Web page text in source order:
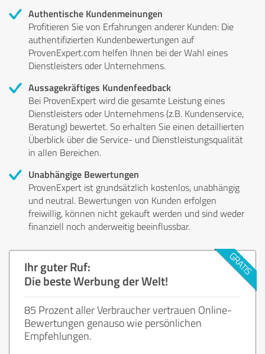
Authentische Kundenmeinungen
Profitieren Sie von Erfahrungen anderer Kunden: Die
authentifizierten Kundenbewertungen auf
ProvenExpert.com helfen Ihnen bei der Wahl eines
Dienstleisters oder Unternehmens.
Aussagekräftiges Kundenfeedback
Bei ProvenExpert wird die gesamte Leistung eines
Dienstleisters oder Unternehmens (z.B. Kundenservice,
Beratung) bewertet. So erhalten Sie einen detaillierten
Überblick über die Service- und Dienstleistungsqualität
in allen Bereichen.
Unabhängige Bewertungen
ProvenExpert ist grundsätzlich kostenlos, unabhängig
und neutral. Bewertungen von Kunden erfolgen
freiwillig, können nicht gekauft werden und sind weder
finanziell noch anderweitig beeinflussbar.
Ihr guter Ruf:
Die beste Werbung der Welt!
85 Prozent aller Verbraucher vertrauen Online-
Bewertungen genauso wie persönlichen
Empfehlungen.